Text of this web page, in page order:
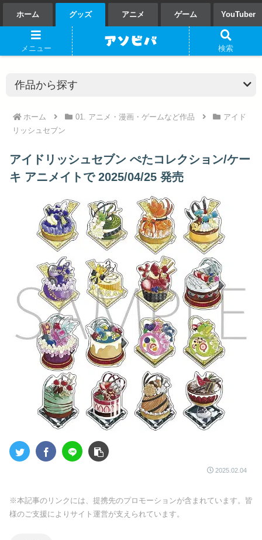
ホーム グッズ アニメ ゲーム YouTuber
ホーム 01. アニメ・漫画・ゲームなど作品
アイド
リッシュセブン
アイドリッシュセブン ぺたコレクション/ケー
キ アニメイトで 2025/04/25 発売
2025.02.04
※本記事のリンクには、提携先のプロモーションが含まれています。皆
様のご支援によりサイト運営が支えられています。
メニュー 検索